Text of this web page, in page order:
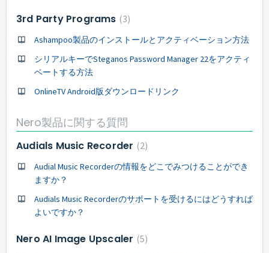
3rd Party Programs 3
Ashampoo製品のインストールとアクティベーション方法
シリアルキーでSteganos Password Manager 22をアクティ
ベートする方法
OnlineTV Android版ダウンロードリンク
Nero製品に関する質問
Audials Music Recorder 2
Audial Music Recorderの情報をどこでみつけることができ
ますか？
Audials Music Recorderのサポートを受けるにはどうすれば
よいですか？
Nero AI Image Upscaler 5